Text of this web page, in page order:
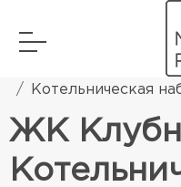
Элитная
Котельническая
ЖК